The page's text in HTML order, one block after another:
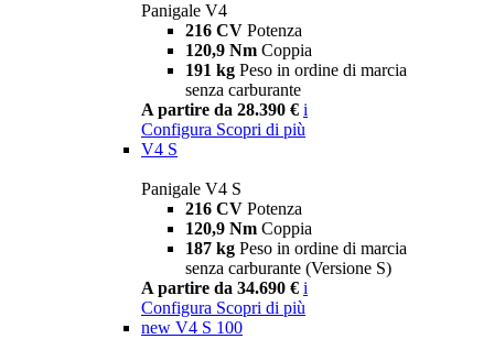
Panigale V4
216 CV Potenza
120,9 Nm Coppia
191 kg Peso in ordine di marcia
senza carburante
A partire da 28.390 € i
Configura Scopri di più
V4 S
Panigale V4 S
216 CV Potenza
120,9 Nm Coppia
187 kg Peso in ordine di marcia
senza carburante (Versione S)
A partire da 34.690 € i
Configura Scopri di più
new V4 S 100